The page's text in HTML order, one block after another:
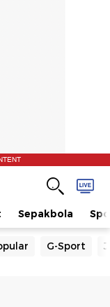
Sepakbola
G-Sport